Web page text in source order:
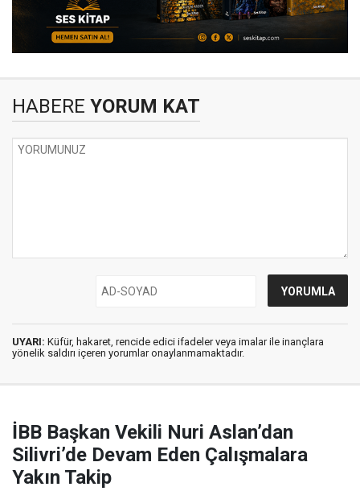
HABERE YORUM KAT
UYARI: Küfür, hakaret, rencide edici ifadeler veya imalar ile inançlara
yönelik saldırı içeren yorumlar onaylanmamaktadır.
İBB Başkan Vekili Nuri Aslan’dan
Silivri’de Devam Eden Çalışmalara
Yakın Takip